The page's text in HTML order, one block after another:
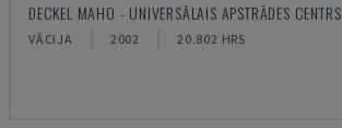
DECKEL MAHO - UNIVERSĀLAIS APSTRĀDES CENTRS
VĀCIJA 2002 20.802 HRS